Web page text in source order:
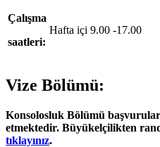
Çalışma
saatleri:
Hafta içi 9.00 -17.00
Vize Bölümü:
Konsolosluk Bölümü
etmektedir. Büyükelçilikten
tıklayınız.